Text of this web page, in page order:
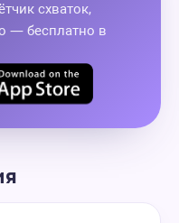
схваток,
— бесплатно в